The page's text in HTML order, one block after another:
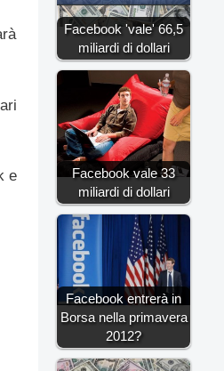
e
Facebook 'vale' 66,5
miliardi di dollari
Facebook vale 33
miliardi di dollari
Facebook entrerà in
Borsa nella primavera
2012?